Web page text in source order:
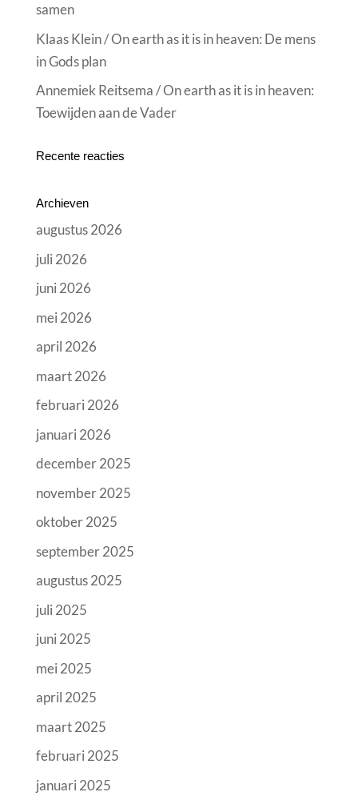
samen
Klaas Klein / On earth as it is in heaven: De mens
in Gods plan
Annemiek Reitsema / On earth as it is in heaven:
Toewijden aan de Vader
Recente reacties
Archieven
augustus 2026
juli 2026
juni 2026
mei 2026
april 2026
maart 2026
februari 2026
januari 2026
december 2025
november 2025
oktober 2025
september 2025
augustus 2025
juli 2025
juni 2025
mei 2025
april 2025
maart 2025
februari 2025
januari 2025